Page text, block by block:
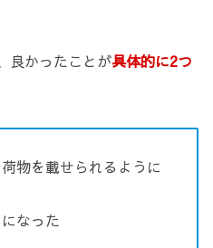
良かったことが具体的に2つ
物を載せられるように
なった